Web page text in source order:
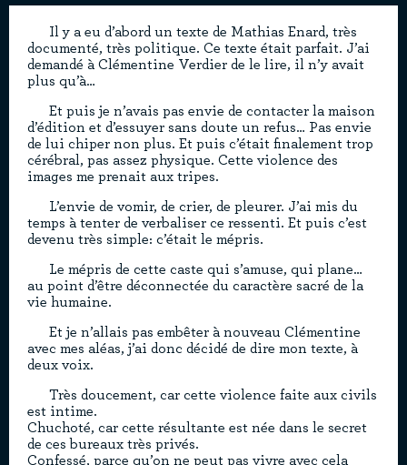
2017
1'30"
Il y a eu d’abord un texte de Mathias Enard, très
documenté, très politique. Ce texte était parfait. J’ai
demandé à Clémentine Verdier de le lire, il n’y avait
plus qu’à…
Et puis je n’avais pas envie de contacter la maison
d’édition et d’essuyer sans doute un refus… Pas envie
de lui chiper non plus. Et puis c’était finalement trop
cérébral, pas assez physique. Cette violence des
images me prenait aux tripes.
L’envie de vomir, de crier, de pleurer. J’ai mis du
temps à tenter de verbaliser ce ressenti. Et puis c’est
devenu très simple: c’était le mépris.
Le mépris de cette caste qui s’amuse, qui plane…
au point d’être déconnectée du caractère sacré de la
vie humaine.
Et je n’allais pas embêter à nouveau Clémentine
avec mes aléas, j’ai donc décidé de dire mon texte, à
deux voix.
Très doucement, car cette violence faite aux civils
est intime.
Chuchoté, car cette résultante est née dans le secret
de ces bureaux très privés.
Confessé, parce qu’on ne peut pas vivre avec cela